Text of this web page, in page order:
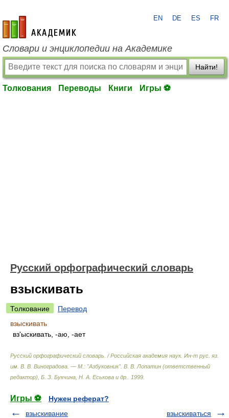
academic.ru
EN DE ES FR
Словари и энциклопедии на Академике
Найти!
Толкования Переводы Книги Игры ⚽
Русский орфографический словарь
взыскивать
Толкование
Перевод
взыскивать
вз'ыскивать, -аю, -ает
Русский орфографический словарь. / Российская академия наук. Ин-т рус. яз.
им. В. В. Виноградова. — М.: "Азбуковник". В. В. Лопатин (ответственный
редактор), Б. З. Букчина, Н. А. Еськова и др.
1999
Игры ⚽
Нужен реферат?
взыскивание
взыскиваться